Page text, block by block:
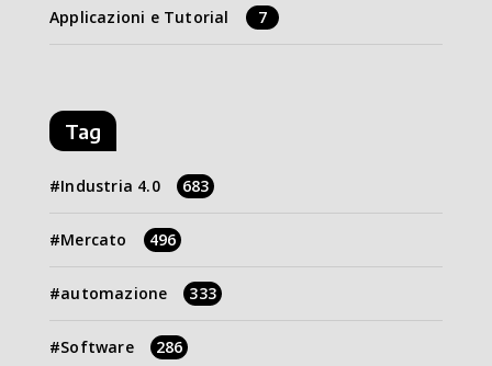
Applicazioni e Tutorial 7
Tag
Industria 4.0 683
Mercato 496
automazione 333
Software 286